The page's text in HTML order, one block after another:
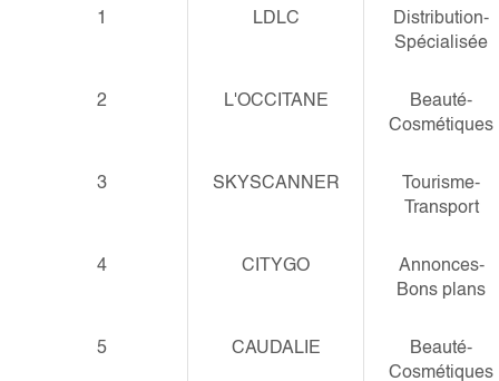
1 LDLC
Distribution-
Spécialisée
2 L'OCCITANE
Beauté-
Cosmétiques
3 SKYSCANNER
Tourisme-
Transport
4 CITYGO
Annonces-
Bons plans
5 CAUDALIE
Beauté-
Cosmétiques